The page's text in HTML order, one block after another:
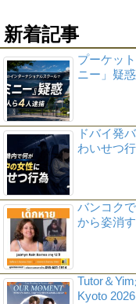
新着記事
プーケッ
ニー」疑
ドバイ発
わいせつ
バンコク
から姿消す
Tutor＆
Kyoto